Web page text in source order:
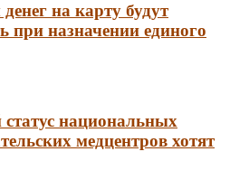
на карту будут
при назначении единого
национальных
медцентров хотят